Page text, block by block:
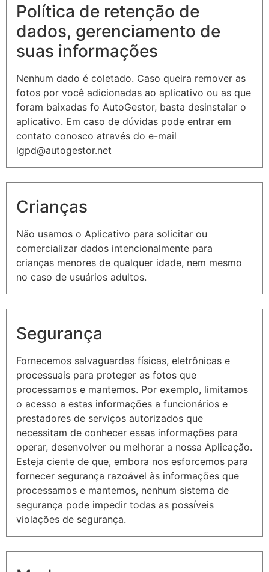
Política de retenção de
dados, gerenciamento de
suas informações
Nenhum dado é coletado. Caso queira remover as
fotos por você adicionadas ao aplicativo ou as que
foram baixadas fo AutoGestor, basta desinstalar o
aplicativo. Em caso de dúvidas pode entrar em
contato conosco através do e-mail
lgpd@autogestor.net
Crianças
Não usamos o Aplicativo para solicitar ou
comercializar dados intencionalmente para
crianças menores de qualquer idade, nem mesmo
no caso de usuários adultos.
Segurança
Fornecemos salvaguardas físicas, eletrônicas e
processuais para proteger as fotos que
processamos e mantemos. Por exemplo, limitamos
o acesso a estas informações a funcionários e
prestadores de serviços autorizados que
necessitam de conhecer essas informações para
operar, desenvolver ou melhorar a nossa Aplicação.
Esteja ciente de que, embora nos esforcemos para
fornecer segurança razoável às informações que
processamos e mantemos, nenhum sistema de
segurança pode impedir todas as possíveis
violações de segurança.